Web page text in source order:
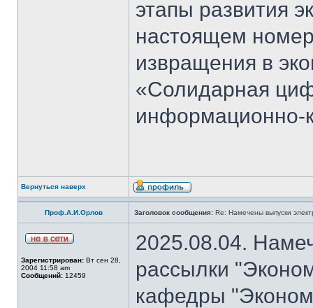
этапы развития
настоящем
извращения в
«Солидарная
информационно-
Вернуться наверх
Проф.А.И.Орлов Заголовок сообщения: Re: Намечены выпуски
Зарегистрирован: Вт сен 28,
2004 11:58 am
Сообщений: 12459
2025.08.04.
рассылки
кафедры